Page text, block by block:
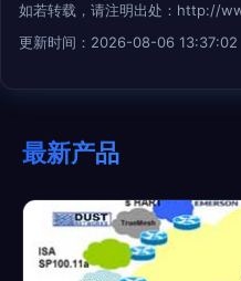
如若转载，请注明出处：http://
更新时间：2026-08-06 13:37:02
最新产品